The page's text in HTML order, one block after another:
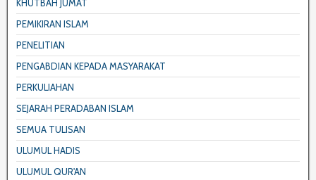
KHUTBAH JUMAT
PEMIKIRAN ISLAM
PENELITIAN
PENGABDIAN KEPADA MASYARAKAT
PERKULIAHAN
SEJARAH PERADABAN ISLAM
SEMUA TULISAN
ULUMUL HADIS
ULUMUL QUR'AN